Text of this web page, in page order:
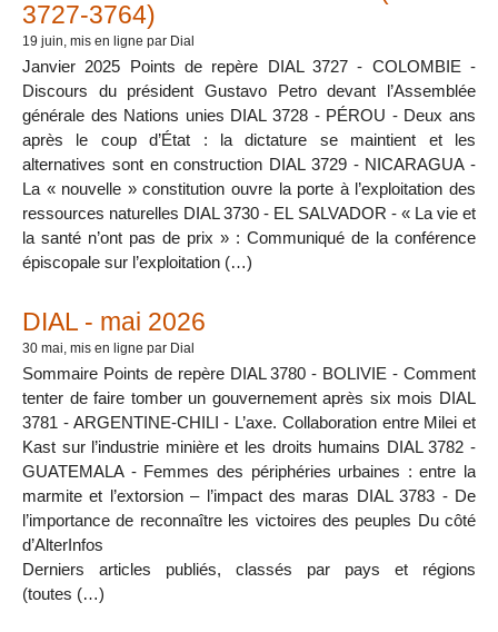
3727-3764)
19 juin, mis en ligne par Dial
Janvier 2025 Points de repère DIAL 3727 - COLOMBIE -
Discours du président Gustavo Petro devant l’Assemblée
générale des Nations unies DIAL 3728 - PÉROU - Deux ans
après le coup d’État : la dictature se maintient et les
alternatives sont en construction DIAL 3729 - NICARAGUA -
La « nouvelle » constitution ouvre la porte à l’exploitation des
ressources naturelles DIAL 3730 - EL SALVADOR - « La vie et
la santé n’ont pas de prix » : Communiqué de la conférence
épiscopale sur l’exploitation (…)
DIAL - mai 2026
30 mai, mis en ligne par Dial
Sommaire Points de repère DIAL 3780 - BOLIVIE - Comment
tenter de faire tomber un gouvernement après six mois DIAL
3781 - ARGENTINE-CHILI - L’axe. Collaboration entre Milei et
Kast sur l’industrie minière et les droits humains DIAL 3782 -
GUATEMALA - Femmes des périphéries urbaines : entre la
marmite et l’extorsion – l’impact des maras DIAL 3783 - De
l’importance de reconnaître les victoires des peuples Du côté
d’AlterInfos
Derniers articles publiés, classés par pays et régions
(toutes (…)